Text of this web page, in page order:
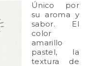
Único por
su aroma y
sabor. El
color
amarillo
pastel, la
textura de